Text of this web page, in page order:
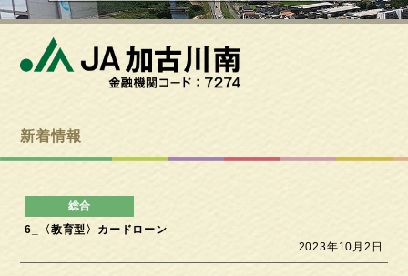
新着情報
6_〈教育型〉カードローン
2023年10月2日